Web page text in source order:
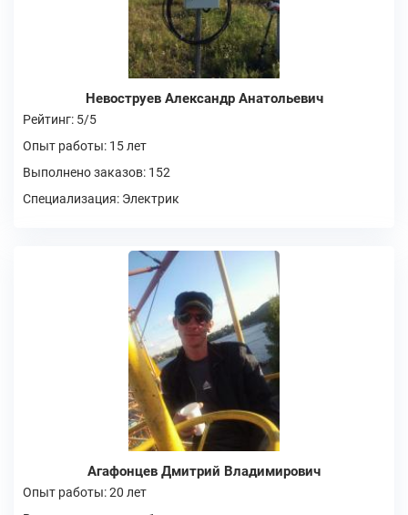
Невоструев Александр Анатольевич
Рейтинг: 5/5
Опыт работы: 15 лет
Выполнено заказов: 152
Специализация: Электрик
Агафонцев Дмитрий Владимирович
Опыт работы: 20 лет